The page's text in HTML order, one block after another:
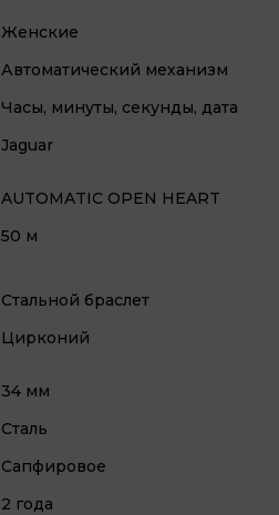
Женские
Автоматический механизм
Часы, минуты, секунды, дата
Jaguar
AUTOMATIC OPEN HEART
50 м
Стальной браслет
Цирконий
34 мм
Cталь
Cапфировое
2 года